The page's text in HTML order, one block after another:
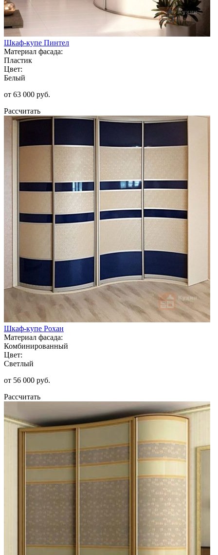
Шкаф-купе Пинтел
Материал фасада:
Пластик
Цвет:
Белый
от 63 000 руб.
Рассчитать
Шкаф-купе Рохан
Материал фасада:
Комбинированный
Цвет:
Светлый
от 56 000 руб.
Рассчитать